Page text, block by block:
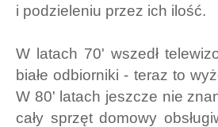
i podzieleniu przez ich ilość.
W latach 70' wszedł
białe odbiorniki - teraz to
W 80' latach jeszcze nie
cały sprzęt domowy